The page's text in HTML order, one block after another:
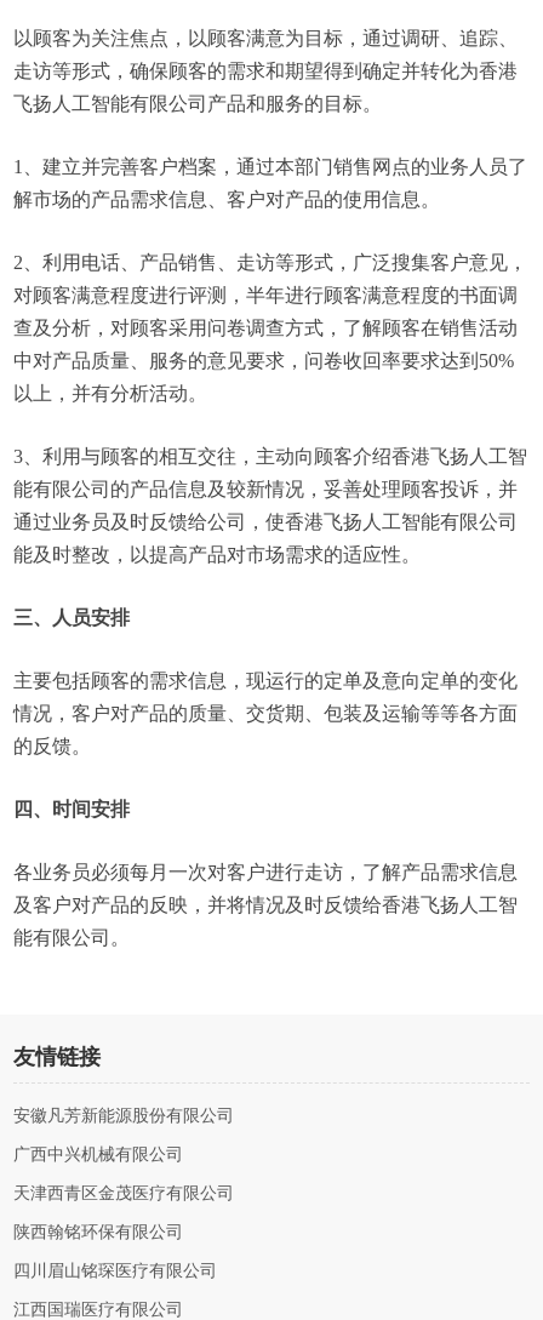
以顾客为关注焦点，以顾客满意为目标，通过调研、追踪、
走访等形式，确保顾客的需求和期望得到确定并转化为香港
飞扬人工智能有限公司产品和服务的目标。
1、建立并完善客户档案，通过本部门销售网点的业务人员了
解市场的产品需求信息、客户对产品的使用信息。
2、利用电话、产品销售、走访等形式，广泛搜集客户意见，
对顾客满意程度进行评测，半年进行顾客满意程度的书面调
查及分析，对顾客采用问卷调查方式，了解顾客在销售活动
中对产品质量、服务的意见要求，问卷收回率要求达到50%
以上，并有分析活动。
3、利用与顾客的相互交往，主动向顾客介绍香港飞扬人工智
能有限公司的产品信息及较新情况，妥善处理顾客投诉，并
通过业务员及时反馈给公司，使香港飞扬人工智能有限公司
能及时整改，以提高产品对市场需求的适应性。
三、人员安排
主要包括顾客的需求信息，现运行的定单及意向定单的变化
情况，客户对产品的质量、交货期、包装及运输等等各方面
的反馈。
四、时间安排
各业务员必须每月一次对客户进行走访，了解产品需求信息
及客户对产品的反映，并将情况及时反馈给香港飞扬人工智
能有限公司。
友情链接
安徽凡芳新能源股份有限公司
广西中兴机械有限公司
天津西青区金茂医疗有限公司
陕西翰铭环保有限公司
四川眉山铭琛医疗有限公司
江西国瑞医疗有限公司